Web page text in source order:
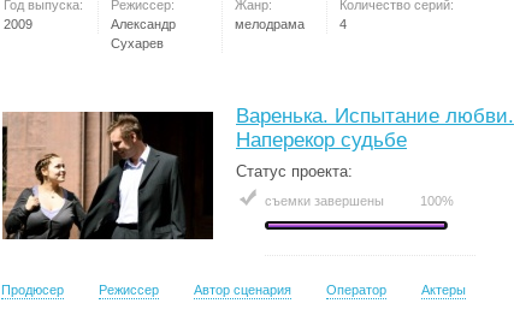
Год выпуска:
2009
Режиссер:
Александр
Сухарев
Жанр:
мелодрама
Количество серий:
4
Варенька. Испытание любви.
Наперекор судьбе
Статус проекта:
съемки завершены 100%
Продюсер Режиссер Автор сценария Оператор Актеры